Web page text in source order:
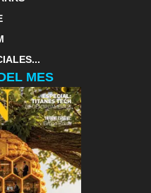
MES